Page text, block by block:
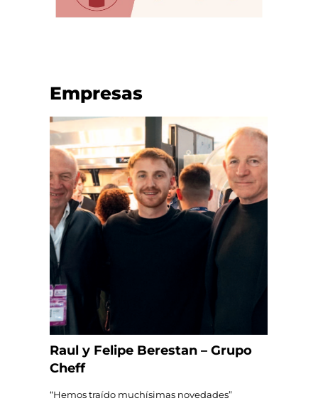
Empresas
Raul y Felipe Berestan – Grupo
Cheff
“Hemos traído muchísimas novedades”